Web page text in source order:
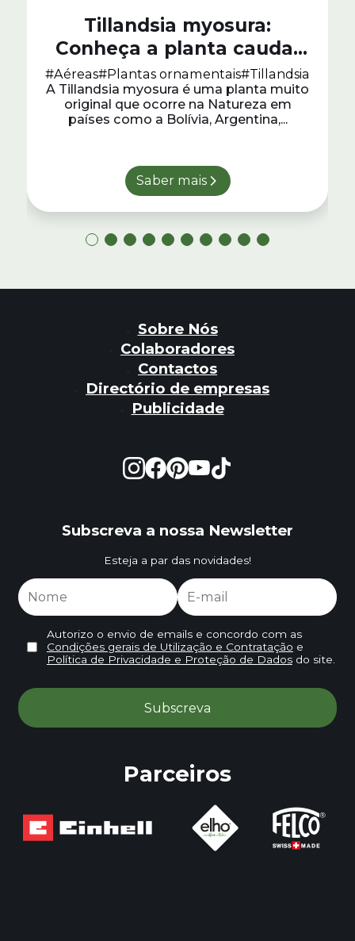
Tillandsia myosura:
Conheça a planta cauda-
de-rato
#Aéreas#Plantas ornamentais#Tillandsia
A Tillandsia myosura é uma planta muito
original que ocorre na Natureza em
países como a Bolívia, Argentina,...
Saber mais
Sobre Nós
Colaboradores
Contactos
Directório de empresas
Publicidade
Subscreva a nossa Newsletter
Esteja a par das novidades!
Autorizo o envio de emails e concordo com as
Condições gerais de Utilização e Contratação e
Política de Privacidade e Proteção de Dadosdo site.
Parceiros